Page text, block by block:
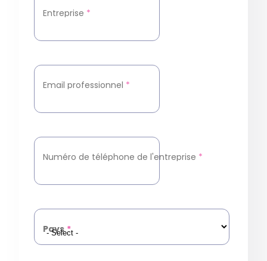
Entreprise *
Email professionnel *
Numéro de téléphone de l'entreprise *
Pays *